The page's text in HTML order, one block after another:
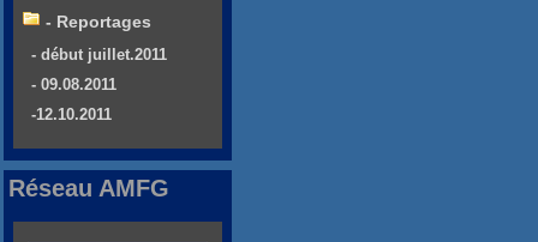
- Reportages
- début juillet.2011
- 09.08.2011
-12.10.2011
Réseau AMFG